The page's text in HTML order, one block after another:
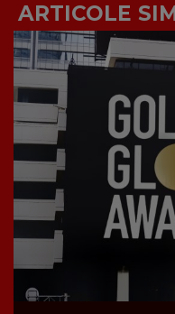
ARTICOLE